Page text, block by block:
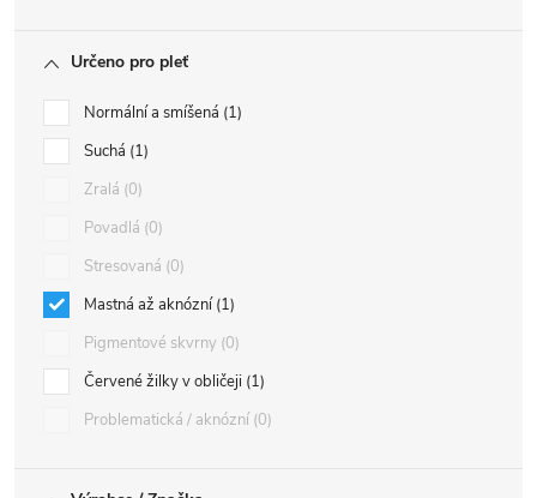
Určeno pro pleť
Normální a smíšená 1
Suchá 1
Zralá 0
Povadlá 0
Stresovaná 0
Mastná až aknózní 1
Pigmentové skvrny 0
Červené žilky v obličeji 1
Problematická / aknózní 0